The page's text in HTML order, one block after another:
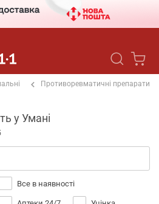
Противоревматичні препарати
у Умані
Все в наявності